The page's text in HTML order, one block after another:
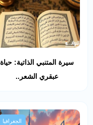
سيرة المتنبي الذاتية: حياة
عبقري الشعر..
الجغرافيا